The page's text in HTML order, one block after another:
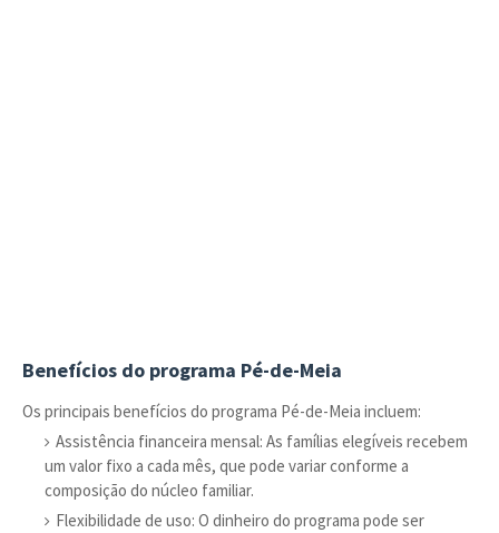
Benefícios do programa Pé-de-Meia
Os principais benefícios do programa Pé-de-Meia incluem:
Assistência financeira mensal: As famílias elegíveis recebem
um valor fixo a cada mês, que pode variar conforme a
composição do núcleo familiar.
Flexibilidade de uso: O dinheiro do programa pode ser